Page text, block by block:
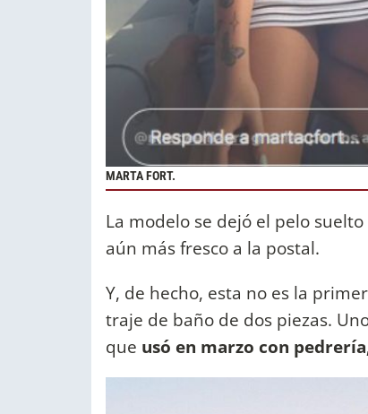
MARTA FORT.
La modelo se dejó el pelo
aún más fresco a la postal.
Y, de hecho, esta no es la
traje de baño de dos piezas.
que usó en marzo con